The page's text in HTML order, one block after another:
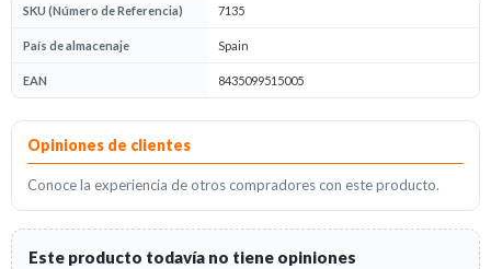
SKU (Número de Referencia) 7135
País de almacenaje Spain
EAN 8435099515005
Opiniones
Opiniones de clientes
Conoce la experiencia de otros compradores con este producto.
Este producto todavía no tiene opiniones